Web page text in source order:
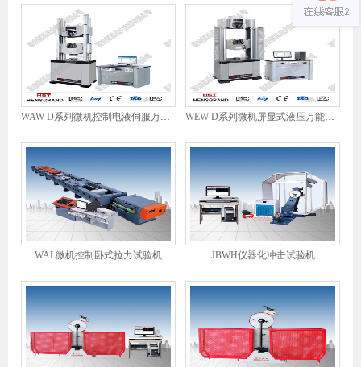
WAL微机控制卧式拉力试验机 JBWH仪器化冲击试验机